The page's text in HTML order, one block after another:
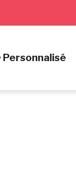
Personnalisé